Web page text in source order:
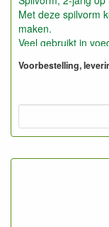
Met deze spilvorm
maken.
Veel gebruikt in
Ook geschikt voor
Deze planten kunt
Voorbestelling,